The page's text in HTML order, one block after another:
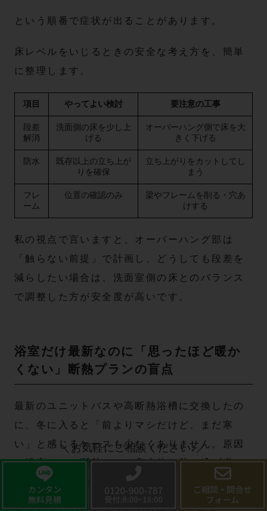
という順番で症状が出ることがあります。
床レベルをいじるときの安全な考え方を、簡単
に整理します。
項目 やってよい検討 要注意の工事
段差
解消
洗面側の床を少し上
げる
オーバーハング側で床を大
きく下げる
防水
既存以上の立ち上が
りを確保
立ち上がりをカットしてし
まう
フレ
ーム
位置の確認のみ
梁やフレームを削る・穴あ
けする
私の視点で言いますと、オーバーハング部は
「触らない前提」で計画し、どうしても段差を
減らしたい場合は、洗面室側の床とのバランス
で調整した方が安全度が高いです。
浴室だけ最新なのに「思ったほど暖か
くない」断熱プランの盲点
最新のユニットバスや高断熱浴槽に交換したの
に、冬に入ると「前よりマシだけど、まだ寒
い」と感じるケースも少なくありません。原因
は浴室だけを断熱して、家全体の熱の逃げ道を
抑えられていないこと
にあります。
＼お気軽にご相談ください♪／